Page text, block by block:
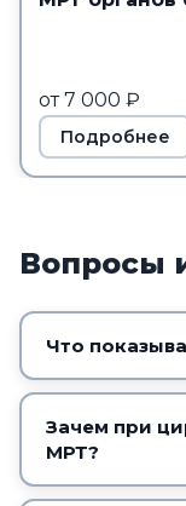
от 7 000 ₽
Подробнее
Вопросы
Что
Структуру
контуры
гипертензии
Зачем при
МРТ?
На фоне